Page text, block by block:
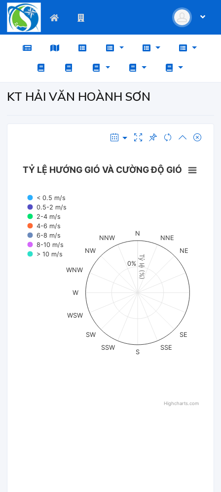
KT HẢI VĂN HOÀNH SƠN
Tỷ lệ (%)
TỶ LỆ HƯỚNG GIÓ VÀ CƯỜNG ĐỘ GIÓ
< 0.5 m/s
0.5-2 m/s
2-4 m/s
4-6 m/s
6-8 m/s
8-10 m/s
> 10 m/s
N
NNE
NE
SE
SSE
S
SSW
SW
WSW
W
WNW
NW
NNW
0%
Highcharts.com